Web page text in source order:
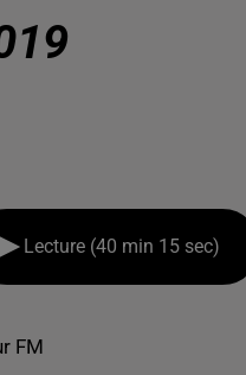
Lecture (40 min 15 sec)
FM